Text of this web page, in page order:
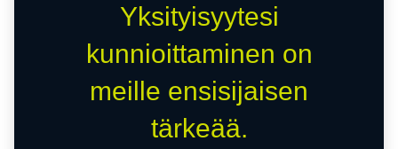
Yksityisyytesi
kunnioittaminen on
meille ensisijaisen
tärkeää.